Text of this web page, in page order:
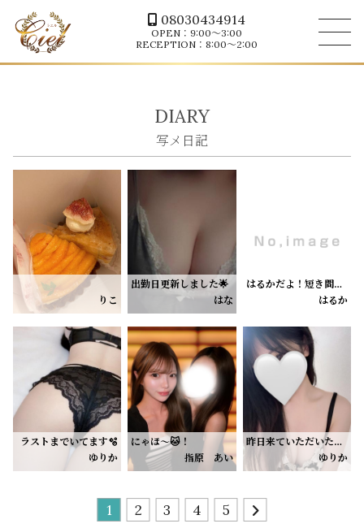
08030434914
OPEN：9:00～3:00
RECEPTION：8:00～2:00
DIARY
大好きなタルトもらってるんるん＞ ̫＜🎶
甘いものだーいすきっ
11日だけ出勤できることになったので
いつもより長い時間
11:00〜20:00います(´ᴗ ̫ ก`)✨
お誘いお待ちしております🙂‍↕️🙏🏻💕
りこ
出勤日更新しました🌟
8/10【16:30〜LAST】はな
はるかだよ！短き間だけど、出勤するよん！受付終了20時までです！
16時のご予約のお兄様、いまいくからまっててねー❣️はるか
ラストまでいてます🫧
まだ予定が決まってない方、ゆっくり癒されに来ませんか？☺️
最近暑い日が続いてるから、外歩いてるだけでも疲れちゃうよね🥺
何も考えずにゆっくり癒される時間も好きです🫶🏻
ゆりか
にゃほ〜🐱！
お盆帰省する！🏠
前回ラストお休みになっちゃったんだけど🈵ありがとうございました🥲✨
もうあいが癒されてるって言うくらい毎回幸せ( ´˘` )💞
指原 あい
昨日来ていただいたお兄様ありがとう😭♡
急用の為、早めに退勤させていただいておりました（ ; ; ）
お近くのお兄さんやタイミング合うお兄さんよかったら遊びに来てくれたら嬉しいです♡
ゆりか
1 2 3 4 5